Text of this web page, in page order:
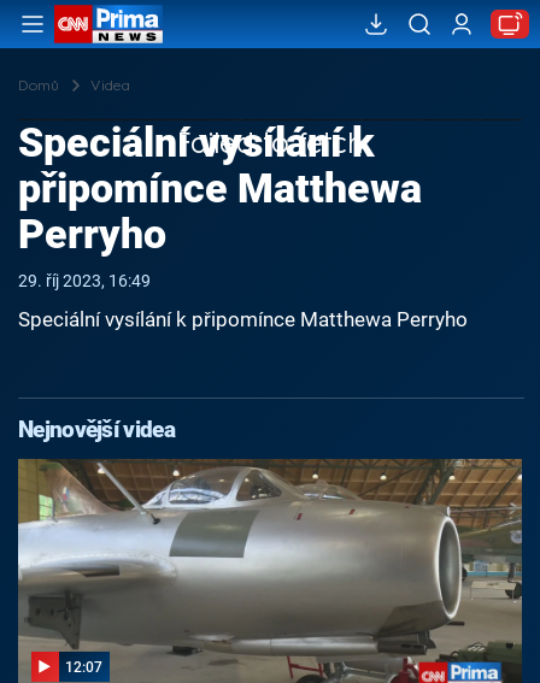
Domů Videa
Failed to fetch
Speciální vysílání k
připomínce Matthewa
Perryho
29. říj 2023, 16:49
Speciální vysílání k připomínce Matthewa Perryho
Nejnovější videa
12:07